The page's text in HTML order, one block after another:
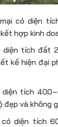
có diện
hợp kinh
tích đất
kế hiện đại
tích
và không
diện tích